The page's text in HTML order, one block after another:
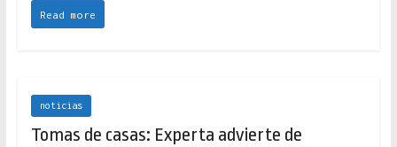
Read more
noticias
Tomas de casas: Experta advierte de